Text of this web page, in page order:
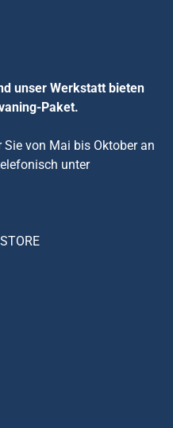
unser Werkstatt bieten
Paket.
von Mai bis Oktober an
unter